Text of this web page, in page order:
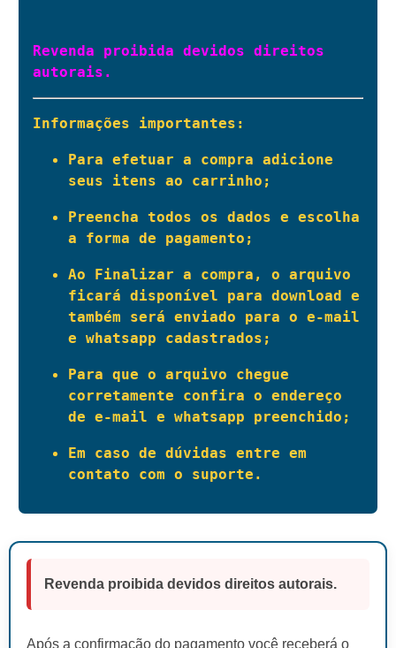
Revenda proibida devidos direitos
autorais.
Informações importantes:
Para efetuar a compra adicione
seus itens ao carrinho;
Preencha todos os dados e escolha
a forma de pagamento;
Ao Finalizar a compra, o arquivo
ficará disponível para download e
também será enviado para o e-mail
e whatsapp cadastrados;
Para que o arquivo chegue
corretamente confira o endereço
de e-mail e whatsapp preenchido;
Em caso de dúvidas entre em
contato com o suporte.
Revenda proibida devidos direitos autorais.
Após a confirmação do pagamento você receberá o